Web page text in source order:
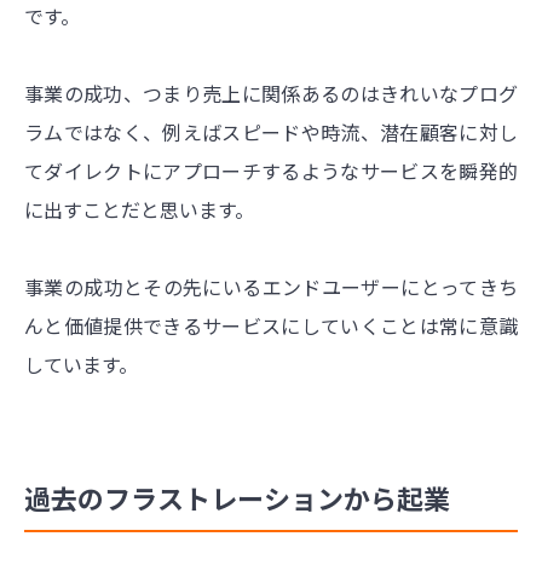
です。
事業の成功、つまり売上に関係あるのはきれいなプログ
ラムではなく、例えばスピードや時流、潜在顧客に対し
てダイレクトにアプローチするようなサービスを瞬発的
に出すことだと思います。
事業の成功とその先にいるエンドユーザーにとってきち
んと価値提供できるサービスにしていくことは常に意識
しています。
過去のフラストレーションから起業